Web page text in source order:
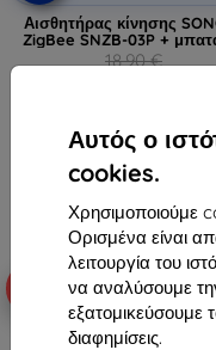
Αυτός ο
cookies.
Χρησιμοποιούμε
Ορισμένα είναι
λειτουργία του
να αναλύσουμε
εξατομικεύσουμε
διαφημίσεις.
Αισθητήρας κίνησης
ZigBee SNZB-03P +
18,90 €